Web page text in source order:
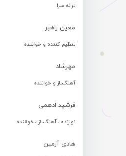
ترانه سرا
معین راهبر
تنظیم کننده و خواننده
مهرشاد
آهنگساز و خواننده
فرشید ادهمی
نوازنده ، آهنگساز ، خواننده
هادی آرمین